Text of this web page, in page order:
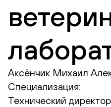
Аксёнчик Михаил
Специализация:
Технический директор